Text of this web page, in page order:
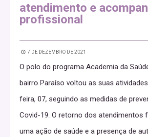
atendimento e
profissional
7 DE DEZEMBRO DE 2021
O polo do programa Academia da
bairro Paraíso voltou as suas
feira, 07, seguindo as medidas de
Covid-19. O retorno dos atendimentos
uma ação de saúde e a presença de